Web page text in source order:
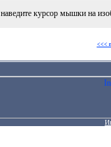
наведите курсор мышки на
<<<